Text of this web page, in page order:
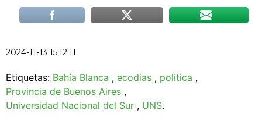
2024-11-13 15:12:11
Etiquetas: Bahía Blanca , ecodias , politica ,
Provincia de Buenos Aires ,
Universidad Nacional del Sur , UNS.